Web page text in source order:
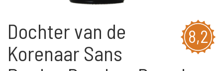
8,2
Dochter van de
Korenaar Sans